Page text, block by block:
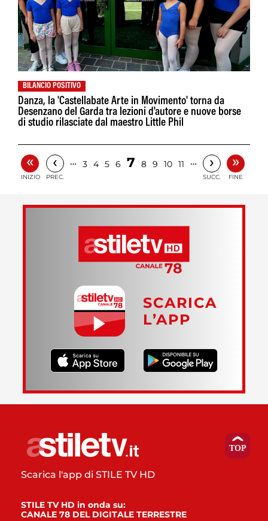
BILANCIO POSITIVO
Danza, la 'Castellabate Arte in Movimento' torna da
Desenzano del Garda tra lezioni d'autore e nuove borse
di studio rilasciate dal maestro Little Phil
«
INIZIO
‹
PREC.
… 3 4 5 6 7 8 9 10 11 … ›
SUCC.
»
FINE
SCARICA
L’APP
Scarica l'app di STILE TV HD
STILE TV HD in onda su:
CANALE 78 DEL DIGITALE TERRESTRE